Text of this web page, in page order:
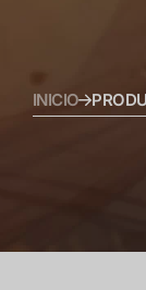
INICIO